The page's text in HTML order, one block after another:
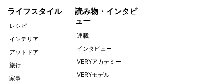
ライフスタイル
レシピ
インテリア
アウトドア
旅行
家事
読み物・インタビ
ュー
連載
インタビュー
VERYアカデミー
VERYモデル